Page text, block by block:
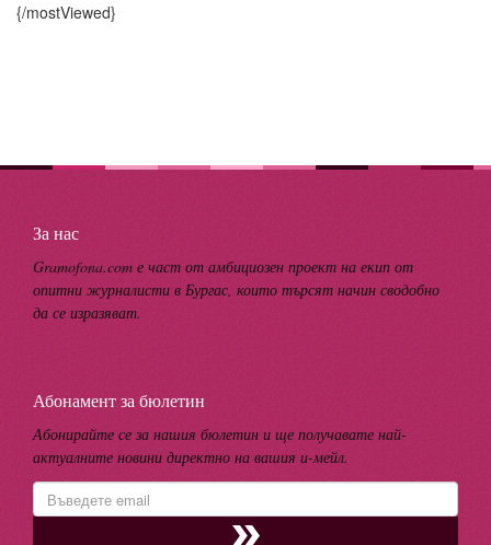
{/mostViewed}
За нас
Gramofona.com е част от амбициозен проект на екип от
опитни журналисти в Бургас, които търсят начин сводобно
да се изразяват.
Абонамент за бюлетин
Абонирайте се за нашия бюлетин и ще получавате най-
актуалните новини директно на вашия и-мейл.